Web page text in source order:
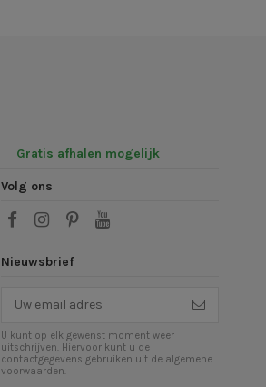
Gratis afhalen mogelijk
Volg ons
Nieuwsbrief
U kunt op elk gewenst moment weer
uitschrijven. Hiervoor kunt u de
contactgegevens gebruiken uit de algemene
voorwaarden.